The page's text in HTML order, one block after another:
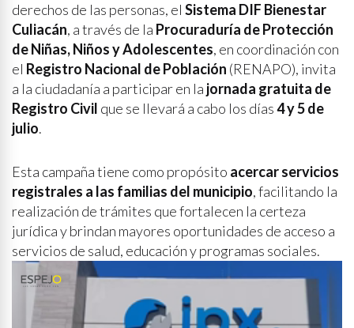
derechos de las personas, el Sistema DIF Bienestar
Culiacán, a través de la Procuraduría de Protección
de Niñas, Niños y Adolescentes, en coordinación con
el Registro Nacional de Población (RENAPO), invita
a la ciudadanía a participar en la jornada gratuita de
Registro Civil que se llevará a cabo los días4 y 5 de
julio.
Esta campaña tiene como propósito acercar servicios
registrales a las familias del municipio, facilitando la
realización de trámites que fortalecen la certeza
jurídica y brindan mayores oportunidades de acceso a
servicios de salud, educación y programas sociales.